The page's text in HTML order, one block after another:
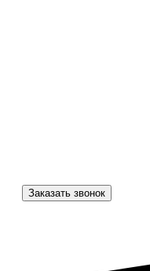
Заказать звонок